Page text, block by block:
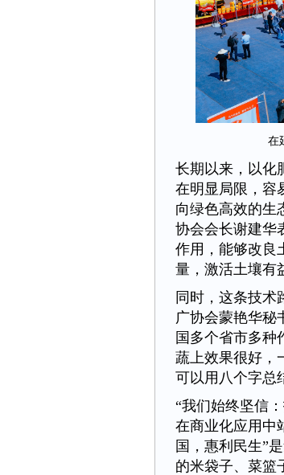
在
长期以来，以化
在明显局限，容
向绿色高效的生
协会会长谢建华
作用，能够改良
量，激活土壤有
同时，这条技术
广协会蒙艳华秘
国多个省市多种
蔬上效果很好，
可以用八个字总
“我们始终坚信
在商业化应用中
国，惠利民生”
的米袋子、菜篮